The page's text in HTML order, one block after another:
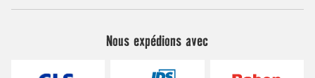
Nous expédions avec